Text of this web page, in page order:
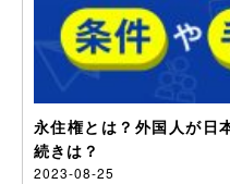
永住権とは？外国人が日
続きは？
2023-08-25